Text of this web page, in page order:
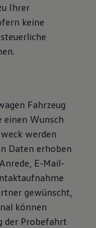
Ihrer
keine
Fahrzeug
einen Wunsch
werden
Daten erhoben
E-Mail-
gewünscht,
können
der Probefahrt